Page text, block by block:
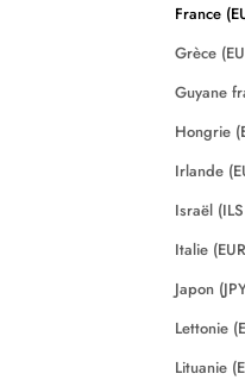
France
Grèce
Guyane
Hongrie
Irlande
Israël
Italie
Japon
Lettonie
Lituanie